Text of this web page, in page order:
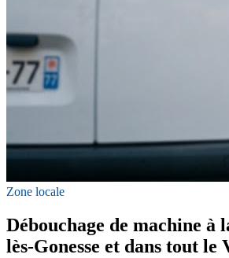
Zone locale
Débouchage de machine à
lès-Gonesse et dans tout le